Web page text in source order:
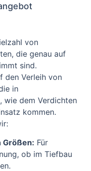
von
die genau auf
sind.
den Verleih von
in
wie dem Verdichten
kommen.
Größen: Für
ob im Tiefbau